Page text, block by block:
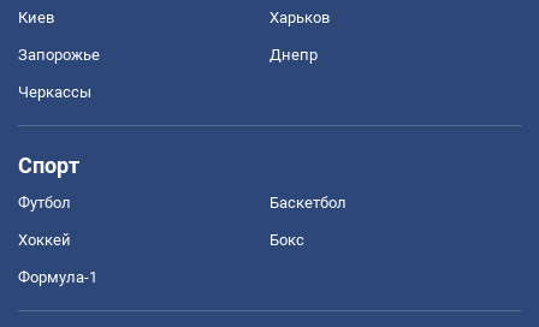
Киев Харьков
Запорожье Днепр
Черкассы
Спорт
Футбол Баскетбол
Хоккей Бокс
Формула-1